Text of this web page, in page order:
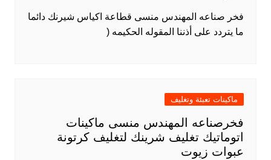
فخر صناعه المهندس منسى قطاعة اكياس شيرنك دائما
ما يتردد على أذننا المقوله الحكيمه (
ماكينات تعبئة وتغليف
فخرصناعه المهندس منسى ماكينات
اتوماتيك تغليف شرينك لتغليف كرتونة
عبوات زيوت